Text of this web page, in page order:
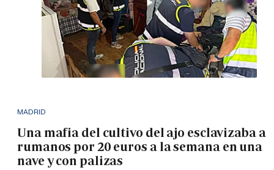
MADRID
Una mafia del cultivo del ajo esclavizaba a
rumanos por 20 euros a la semana en una
nave y con palizas